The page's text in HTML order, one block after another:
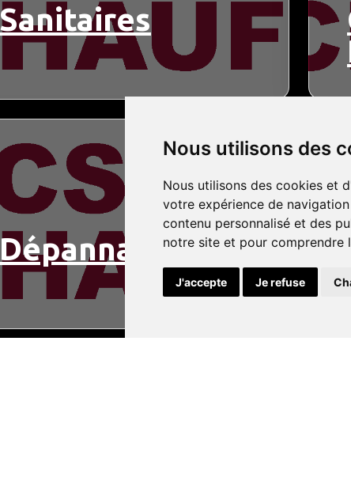
Nous utilisons des
Nous utilisons des cookies et
votre expérience de
contenu personnalisé et des
notre site et pour comprendre
J'accepte Je refuse
Sanitaires
Dépannage